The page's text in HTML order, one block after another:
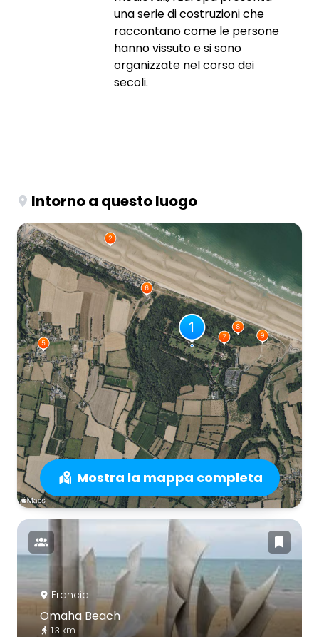
una serie di costruzioni che
raccontano come le persone
hanno vissuto e si sono
organizzate nel corso dei
secoli.
Intorno a questo luogo
Mostra la mappa completa
Francia
Omaha Beach
1.3 km